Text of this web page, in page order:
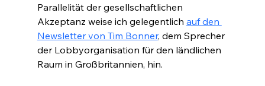
Parallelität der gesellschaftlichen
Akzeptanz weise ich gelegentlich auf den
Newsletter von Tim Bonner, dem Sprecher
der Lobbyorganisation für den ländlichen
Raum in Großbritannien, hin.